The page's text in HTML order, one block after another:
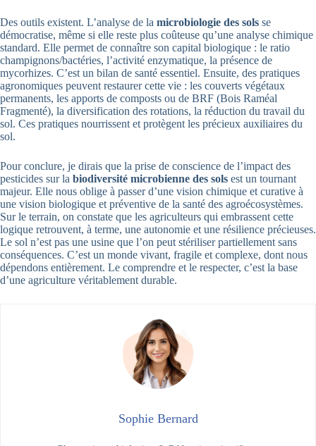
Des outils existent. L’analyse de la microbiologie des sols se
démocratise, même si elle reste plus coûteuse qu’une analyse chimique
standard. Elle permet de connaître son capital biologique : le ratio
champignons/bactéries, l’activité enzymatique, la présence de
mycorhizes. C’est un bilan de santé essentiel. Ensuite, des pratiques
agronomiques peuvent restaurer cette vie : les couverts végétaux
permanents, les apports de composts ou de BRF (Bois Raméal
Fragmenté), la diversification des rotations, la réduction du travail du
sol. Ces pratiques nourrissent et protègent les précieux auxiliaires du
sol.
Pour conclure, je dirais que la prise de conscience de l’impact des
pesticides sur la biodiversité microbienne des sols est un tournant
majeur. Elle nous oblige à passer d’une vision chimique et curative à
une vision biologique et préventive de la santé des agroécosystèmes.
Sur le terrain, on constate que les agriculteurs qui embrassent cette
logique retrouvent, à terme, une autonomie et une résilience précieuses.
Le sol n’est pas une usine que l’on peut stériliser partiellement sans
conséquences. C’est un monde vivant, fragile et complexe, dont nous
dépendons entièrement. Le comprendre et le respecter, c’est la base
d’une agriculture véritablement durable.
Sophie Bernard